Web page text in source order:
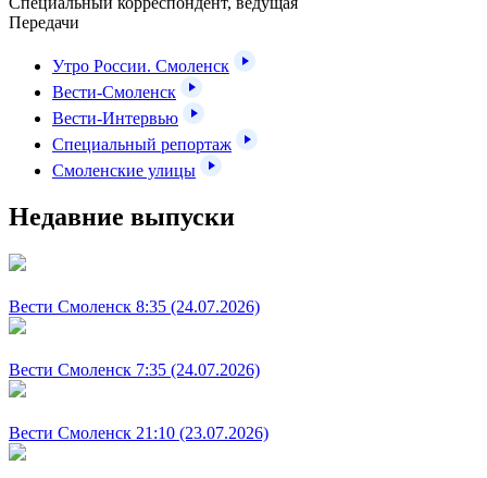
Передачи
Утро России. Смоленск
Вести-Смоленск
Вести-Интервью
Специальный репортаж
Смоленские улицы
Недавние выпуски
Вести Смоленск 8:35 (24.07.2026)
Вести Смоленск 7:35 (24.07.2026)
Вести Смоленск 21:10 (23.07.2026)